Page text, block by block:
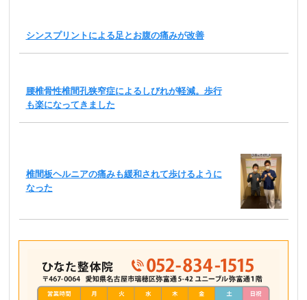
シンスプリントによる足とお腹の痛みが改善
腰椎骨性椎間孔狭窄症によるしびれが軽減。歩行
も楽になってきました
椎間板ヘルニアの痛みも緩和されて歩けるように
なった